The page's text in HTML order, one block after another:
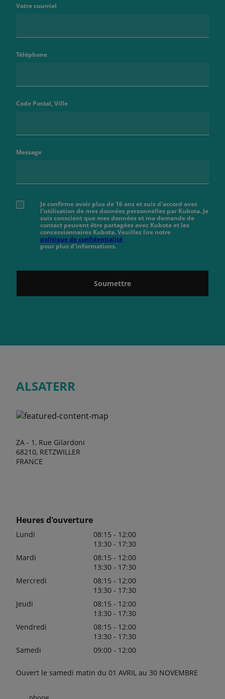
Votre courriel
Téléphone
Code Postal, Ville
Message
Je confirme avoir plus de 16 ans et suis d'accord avec
l'utilisation de mes données personnelles par Kubota. Je
suis conscient que mes données et ma demande de
contact peuvent être partagées avec Kubota et les
concessionnaires Kubota. Veuillez lire notre
politique de confidentialité
pour plus d'informations.
Soumettre
ALSATERR
ZA - 1, Rue Gilardoni
68210, RETZWILLER
FRANCE
Heures d'ouverture
Lundi
08:15 - 12:00
13:30 - 17:30
Mardi
08:15 - 12:00
13:30 - 17:30
Mercredi
08:15 - 12:00
13:30 - 17:30
Jeudi
08:15 - 12:00
13:30 - 17:30
Vendredi
08:15 - 12:00
13:30 - 17:30
Samedi
09:00 - 12:00
Ouvert le samedi matin du 01 AVRIL au 30 NOVEMBRE